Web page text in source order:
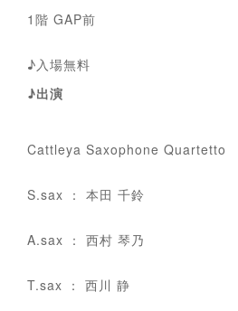
1階 GAP前
♪入場無料
♪出演
Cattleya Saxophone Quartetto
S.sax ： 本田 千鈴
A.sax ： 西村 琴乃
T.sax ： 西川 静